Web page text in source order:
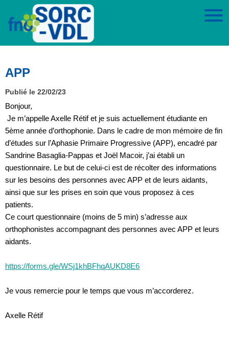
APP
Publié le 22/02/23
Bonjour,
Je m’appelle Axelle Rétif et je suis actuellement étudiante en
5ème année d’orthophonie. Dans le cadre de mon mémoire de fin
d’études sur l’Aphasie Primaire Progressive (APP), encadré par
Sandrine Basaglia-Pappas et Joël Macoir, j’ai établi un
questionnaire. Le but de celui-ci est de récolter des informations
sur les besoins des personnes avec APP et de leurs aidants,
ainsi que sur les prises en soin que vous proposez à ces
patients.
Ce court questionnaire (moins de 5 min) s’adresse aux
orthophonistes accompagnant des personnes avec APP et leurs
aidants.
https://forms.gle/WSj1khBFhqAUKD8E6
Je vous remercie pour le temps que vous m’accorderez.
Axelle Rétif